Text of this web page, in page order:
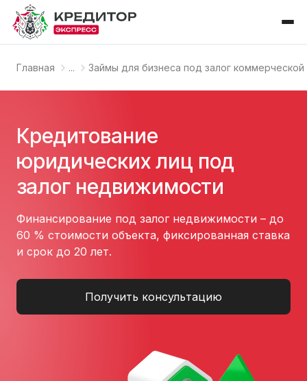
Главная ... Займы для бизнеса под залог
Кредитование
юридических лиц под
залог недвижимости
Финансирование под залог недвижимости – до
60 % стоимости объекта, фиксированная ставка
и срок до 20 лет.
Получить консультацию